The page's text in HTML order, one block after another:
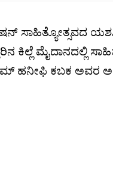
ಸಾಹಿತ್ಯೋತ್ಸವದ
ಕಿಲ್ಲೆ ಮೈದಾನದಲ್ಲಿ
ಹನೀಫಿ ಕಬಕ ಅವರ